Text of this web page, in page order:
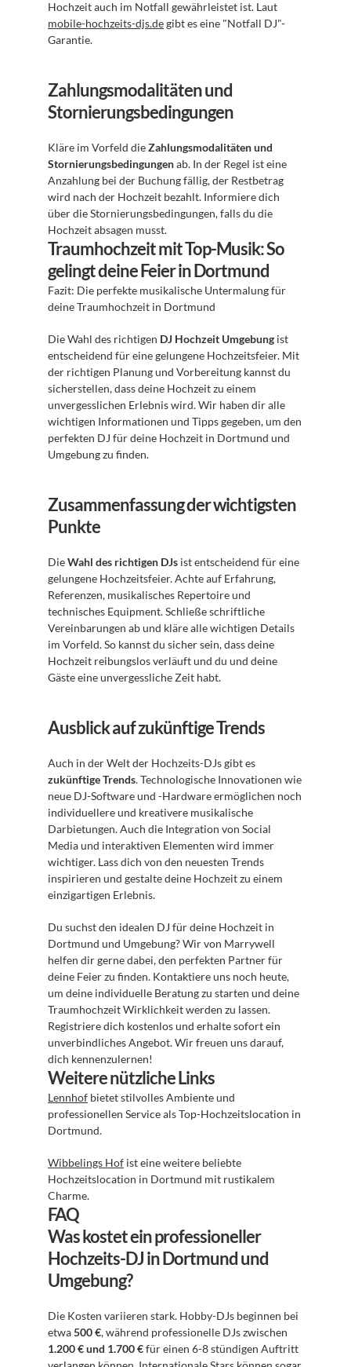
mobile-hochzeits-djs.de gibt es eine "Notfall DJ"-
Garantie.
Zahlungsmodalitäten und
Stornierungsbedingungen
Kläre im Vorfeld die Zahlungsmodalitäten und
Stornierungsbedingungen ab. In der Regel ist eine
Anzahlung bei der Buchung fällig, der Restbetrag
wird nach der Hochzeit bezahlt. Informiere dich
über die Stornierungsbedingungen, falls du die
Hochzeit absagen musst.
Traumhochzeit mit Top-Musik: So
gelingt deine Feier in Dortmund
Fazit: Die perfekte musikalische Untermalung für
deine Traumhochzeit in Dortmund
Die Wahl des richtigen DJ Hochzeit Umgebung ist
entscheidend für eine gelungene Hochzeitsfeier. Mit
der richtigen Planung und Vorbereitung kannst du
sicherstellen, dass deine Hochzeit zu einem
unvergesslichen Erlebnis wird. Wir haben dir alle
wichtigen Informationen und Tipps gegeben, um den
perfekten DJ für deine Hochzeit in Dortmund und
Umgebung zu finden.
Zusammenfassung der wichtigsten
Punkte
Die Wahl des richtigen DJs ist entscheidend für eine
gelungene Hochzeitsfeier. Achte auf Erfahrung,
Referenzen, musikalisches Repertoire und
technisches Equipment. Schließe schriftliche
Vereinbarungen ab und kläre alle wichtigen Details
im Vorfeld. So kannst du sicher sein, dass deine
Hochzeit reibungslos verläuft und du und deine
Gäste eine unvergessliche Zeit habt.
Ausblick auf zukünftige Trends
zukünftige Trends. Technologische Innovationen wie
neue DJ-Software und -Hardware ermöglichen noch
individuellere und kreativere musikalische
Darbietungen. Auch die Integration von Social
Media und interaktiven Elementen wird immer
wichtiger. Lass dich von den neuesten Trends
inspirieren und gestalte deine Hochzeit zu einem
einzigartigen Erlebnis.
Du suchst den idealen DJ für deine Hochzeit in
Dortmund und Umgebung? Wir von Marrywell
helfen dir gerne dabei, den perfekten Partner für
deine Feier zu finden. Kontaktiere uns noch heute,
um deine individuelle Beratung zu starten und deine
Traumhochzeit Wirklichkeit werden zu lassen.
Registriere dich kostenlos und erhalte sofort ein
unverbindliches Angebot. Wir freuen uns darauf,
dich kennenzulernen!
Weitere nützliche Links
Lennhof bietet stilvolles Ambiente und
professionellen Service als Top-Hochzeitslocation in
Dortmund.
Wibbelings Hof ist eine weitere beliebte
Hochzeitslocation in Dortmund mit rustikalem
Charme.
FAQ
Was kostet ein professioneller
Hochzeits-DJ in Dortmund und
Umgebung?
Die Kosten variieren stark. Hobby-DJs beginnen bei
etwa 500 €
1.200 € und 1.700 € für einen 6-8 stündigen Auftritt